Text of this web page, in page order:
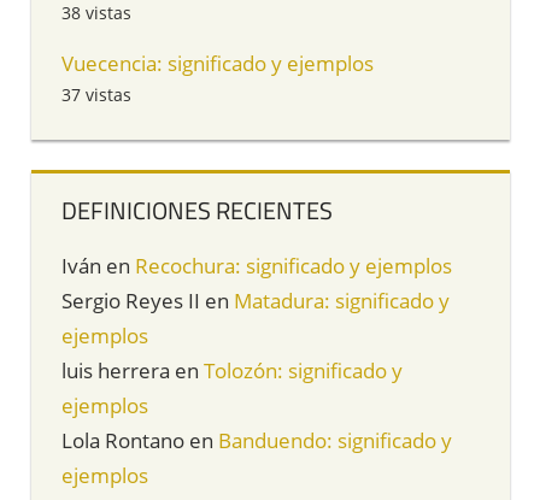
38 vistas
Vuecencia: significado y ejemplos
37 vistas
DEFINICIONES RECIENTES
Iván en Recochura: significado y ejemplos
Sergio Reyes II en Matadura: significado y
ejemplos
luis herrera en Tolozón: significado y
ejemplos
Lola Rontano en Banduendo: significado y
ejemplos